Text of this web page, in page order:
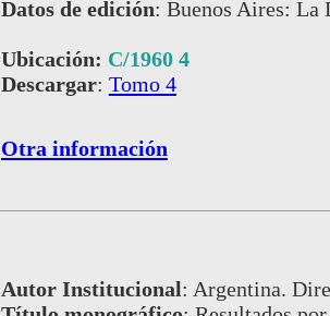
Datos de edición: Buenos Aires: La
Ubicación: C/1960 4
Descargar: Tomo 4
Otra información
Autor Institucional: Argentina.